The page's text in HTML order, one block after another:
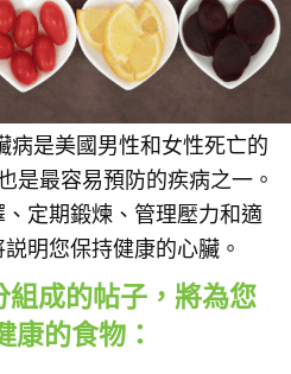
病是美國男性和女性死亡的
是最容易預防的疾病之一。
定期鍛煉、管理壓力和適
明您保持健康的心臟。
組成的帖子，將為您
康的食物：